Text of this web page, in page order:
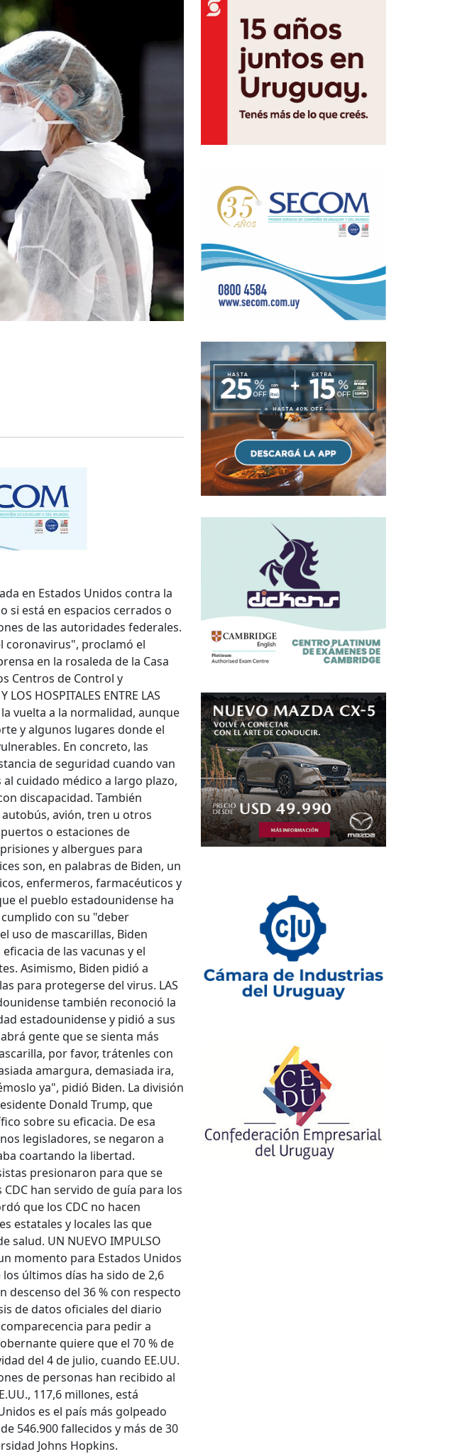
en Estados Unidos contra la
si está en espacios cerrados o
de las autoridades federales.
coronavirus", proclamó el
en la rosaleda de la Casa
Centros de Control y
HOSPITALES ENTRE LAS
la vuelta a la normalidad, aunque
y algunos lugares donde el
En concreto, las
de seguridad cuando van
cuidado médico a largo plazo,
discapacidad. También
avión, tren u otros
o estaciones de
y albergues para
son, en palabras de Biden, un
enfermeros, farmacéuticos y
el pueblo estadounidense ha
con su "deber
uso de mascarillas, Biden
de las vacunas y el
Asimismo, Biden pidió a
para protegerse del virus. LAS
también reconoció la
estadounidense y pidió a sus
gente que se sienta más
por favor, trátenles con
amargura, demasiada ira,
ya", pidió Biden. La división
Donald Trump, que
sobre su eficacia. De esa
legisladores, se negaron a
coartando la libertad.
presionaron para que se
han servido de guía para los
que los CDC no hacen
estatales y locales las que
salud. UN NUEVO IMPULSO
momento para Estados Unidos
últimos días ha sido de 2,6
descenso del 36 % con respecto
de datos oficiales del diario
para pedir a
quiere que el 70 % de
del 4 de julio, cuando EE.UU.
de personas han recibido al
117,6 millones, está
es el país más golpeado
546.900 fallecidos y más de 30
Johns Hopkins.